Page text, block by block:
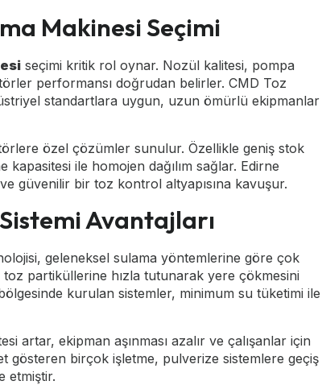
Makinesi Seçimi
seçimi kritik rol oynar. Nozül kalitesi, pompa
performansı doğrudan belirler. CMD Toz
standartlara uygun, uzun ömürlü ekipmanlar
özel çözümler sunulur. Özellikle geniş stok
kapasitesi ile homojen dağılım sağlar. Edirne
güvenilir bir toz kontrol altyapısına kavuşur.
Avantajları
geleneksel sulama yöntemlerine göre çok
partiküllerine hızla tutunarak yere çökmesini
kurulan sistemler, minimum su tüketimi ile
artar, ekipman aşınması azalır ve çalışanlar için
gösteren birçok işletme, pulverize sistemlere geçiş
etmiştir.